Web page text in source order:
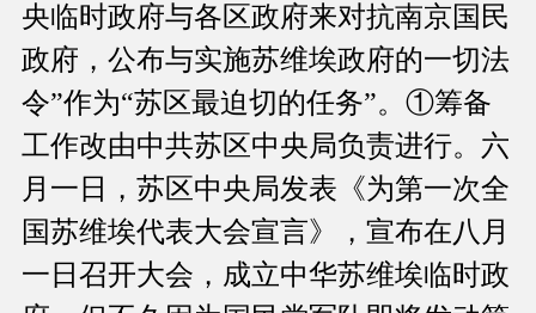
央临时政府与各区政府来对抗南京国民
政府，公布与实施苏维埃政府的一切法
令”作为“苏区最迫切的任务”。①筹备
工作改由中共苏区中央局负责进行。六
月一日，苏区中央局发表《为第一次全
国苏维埃代表大会宣言》，宣布在八月
一日召开大会，成立中华苏维埃临时政